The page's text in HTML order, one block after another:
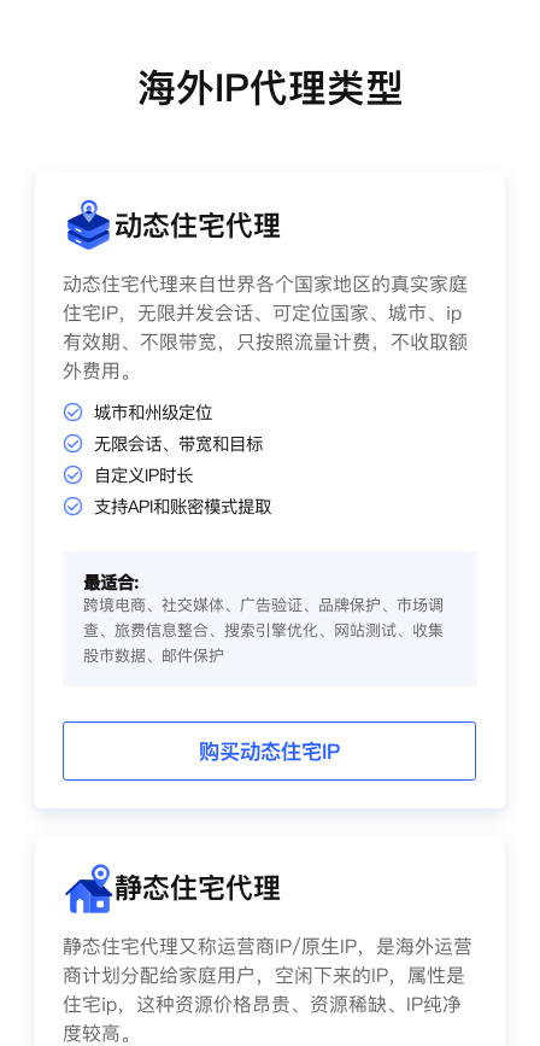
海外IP代理类型
动态住宅代理
动态住宅代理来自世界各个国家地区的真实家庭
住宅IP，无限并发会话、可定位国家、城市、ip
有效期、不限带宽，只按照流量计费，不收取额
外费用。
城市和州级定位
无限会话、带宽和目标
自定义IP时长
支持API和账密模式提取
最适合:
跨境电商、社交媒体、广告验证、品牌保护、市场调
查、旅费信息整合、搜索引擎优化、网站测试、收集
股市数据、邮件保护
购买动态住宅IP
静态住宅代理
静态住宅代理又称运营商IP/原生IP，是海外运营
商计划分配给家庭用户，空闲下来的IP，属性是
住宅ip，这种资源价格昂贵、资源稀缺、IP纯净
度较高。